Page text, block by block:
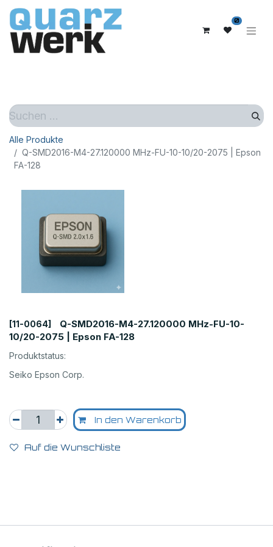
0
Alle Produkte
Q-SMD2016-M4-27.120000 MHz-FU-10-10/20-2075 | Epson
FA-128
[11-0064]
Q-SMD2016-M4-27.120000 MHz-FU-10-
10/20-2075 | Epson FA-128
Produktstatus:
Seiko Epson Corp.
In den Warenkorb
Auf die Wunschliste